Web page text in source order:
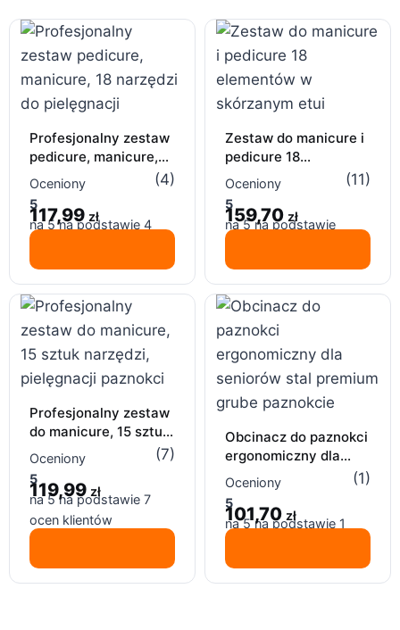
Profesjonalny zestaw
pedicure, manicure,
18 narzędzi do
pielęgnacji
Oceniony
5
na 5 na podstawie 4
(4)
117,99 zł
Zestaw do manicure i
pedicure 18
elementów – stal
nierdzewna, etui
Oceniony
5
na 5 na podstawie
(11)
159,70 zł
Profesjonalny zestaw
do manicure, 15 sztuk
narzędzi, pielęgnacji
paznokci
Oceniony
5
na 5 na podstawie 7
ocen klientów
(7)
119,99 zł
Obcinacz do paznokci
ergonomiczny dla
seniorów stal
premium grube
paznokcie
Oceniony
5
na 5 na podstawie 1
(1)
101,70 zł